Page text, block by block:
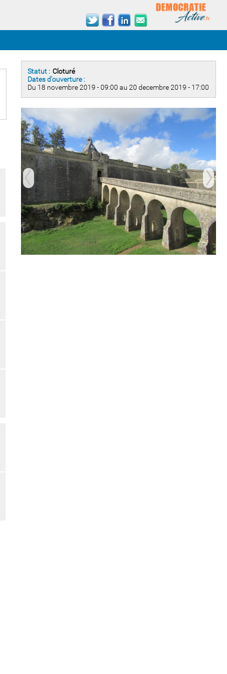
Statut : Cloturé
Dates d'ouverture :
Du 18 novembre 2019 - 09:00 au 20 decembre 2019 - 17:00
prev next